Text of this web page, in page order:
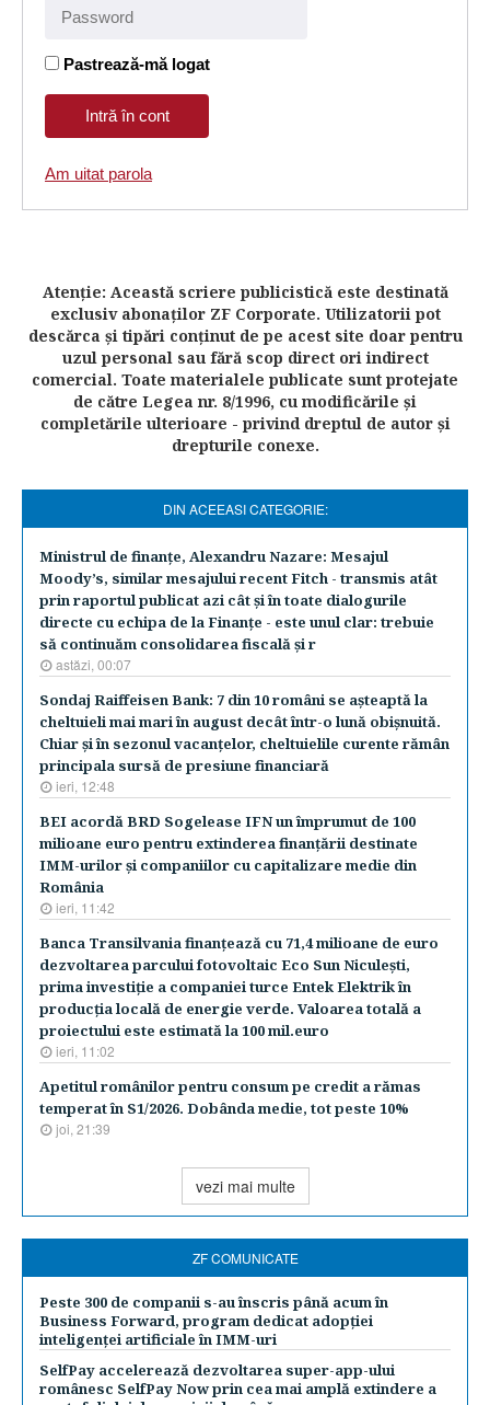
Pastrează-mă logat
Am uitat parola
Atenţie: Această scriere publicistică este destinată
exclusiv abonaţilor ZF Corporate. Utilizatorii pot
descărca şi tipări conţinut de pe acest site doar pentru
uzul personal sau fără scop direct ori indirect
comercial. Toate materialele publicate sunt protejate
de către Legea nr. 8/1996, cu modificările şi
completările ulterioare - privind dreptul de autor şi
drepturile conexe.
DIN ACEEASI CATEGORIE:
Ministrul de finanţe, Alexandru Nazare: Mesajul
Moody’s, similar mesajului recent Fitch - transmis atât
prin raportul publicat azi cât şi în toate dialogurile
directe cu echipa de la Finanţe - este unul clar: trebuie
să continuăm consolidarea fiscală şi r
astăzi, 00:07
Sondaj Raiffeisen Bank: 7 din 10 români se aşteaptă la
cheltuieli mai mari în august decât într-o lună obişnuită.
Chiar şi în sezonul vacanţelor, cheltuielile curente rămân
principala sursă de presiune financiară
ieri, 12:48
BEI acordă BRD Sogelease IFN un împrumut de 100
milioane euro pentru extinderea finanţării destinate
IMM-urilor şi companiilor cu capitalizare medie din
România
ieri, 11:42
Banca Transilvania finanţează cu 71,4 milioane de euro
dezvoltarea parcului fotovoltaic Eco Sun Niculeşti,
prima investiţie a companiei turce Entek Elektrik în
producţia locală de energie verde. Valoarea totală a
proiectului este estimată la 100 mil.euro
ieri, 11:02
Apetitul românilor pentru consum pe credit a rămas
temperat în S1/2026. Dobânda medie, tot peste 10%
joi, 21:39
vezi mai multe
ZF COMUNICATE
Peste 300 de companii s-au înscris până acum în
Business Forward, program dedicat adopției
inteligenței artificiale în IMM-uri
SelfPay accelerează dezvoltarea super-app-ului
românesc SelfPay Now prin cea mai amplă extindere a